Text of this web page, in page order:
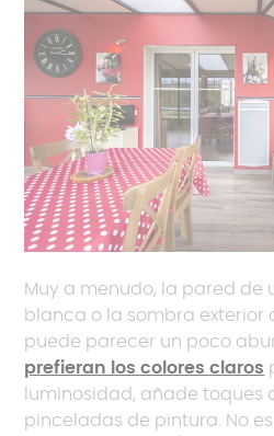
Muy a menudo, la pared de
blanca o la sombra exterior
puede parecer un poco
prefieran los colores claros
luminosidad, añade toques
pinceladas de pintura. No